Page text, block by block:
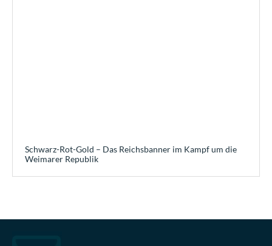
Schwarz-Rot-Gold – Das Reichsbanner im Kampf um die
Weimarer Republik